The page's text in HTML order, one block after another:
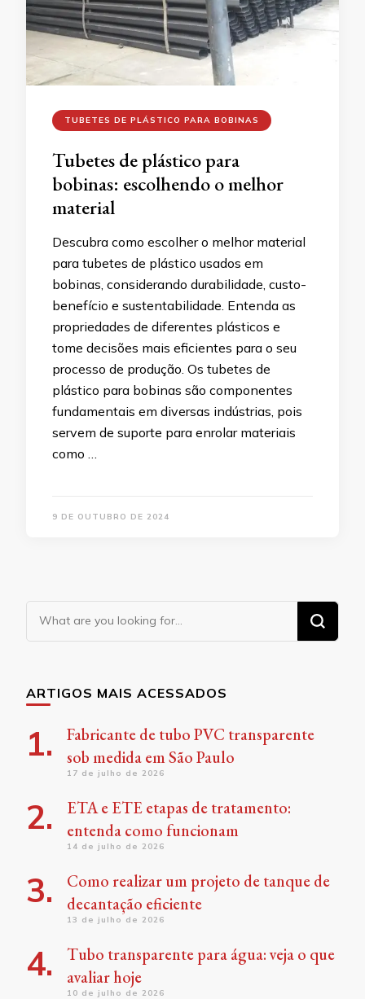
TUBETES DE PLÁSTICO PARA BOBINAS
Tubetes de plástico para
bobinas: escolhendo o melhor
material
Descubra como escolher o melhor material
para tubetes de plástico usados em
bobinas, considerando durabilidade, custo-
benefício e sustentabilidade. Entenda as
propriedades de diferentes plásticos e
tome decisões mais eficientes para o seu
processo de produção. Os tubetes de
plástico para bobinas são componentes
fundamentais em diversas indústrias, pois
servem de suporte para enrolar materiais
como …
9 DE OUTUBRO DE 2024
Looking
for
ARTIGOS MAIS ACESSADOS
Fabricante de tubo PVC transparente
sob medida em São Paulo
17 de julho de 2026
ETA e ETE etapas de tratamento:
entenda como funcionam
14 de julho de 2026
Como realizar um projeto de tanque de
decantação eficiente
13 de julho de 2026
Tubo transparente para água: veja o que
avaliar hoje
10 de julho de 2026